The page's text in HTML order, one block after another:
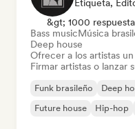
Etiqueta,
&gt; 1000
Bass musicMúsica
Deep house
Ofrecer a los artistas
Firmar artistas o lanzar
Funk brasileño Deep
Future house
Hip-hop